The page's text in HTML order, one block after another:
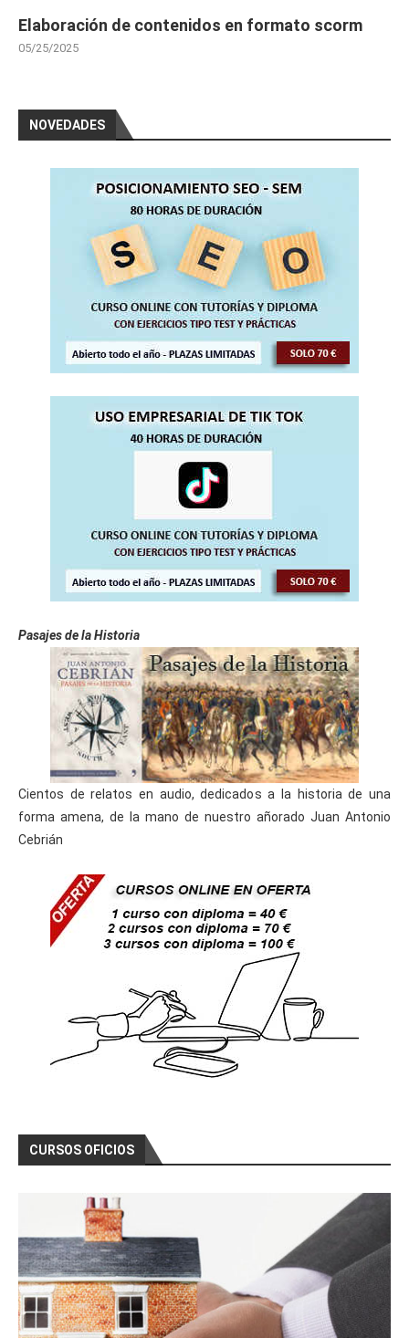
Elaboración de contenidos en formato scorm
05/25/2025
NOVEDADES
Pasajes de la Historia
Cientos de relatos en audio, dedicados a la historia de una
forma amena, de la mano de nuestro añorado Juan Antonio
Cebrián
CURSOS OFICIOS